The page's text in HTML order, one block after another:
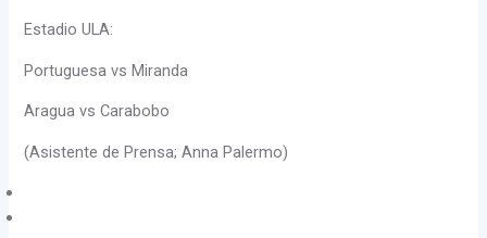
Estadio ULA:
Portuguesa vs Miranda
Aragua vs Carabobo
(Asistente de Prensa; Anna Palermo)